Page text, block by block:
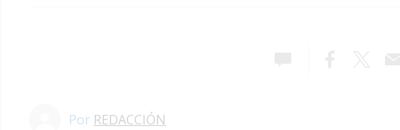
Por REDACCIÓN